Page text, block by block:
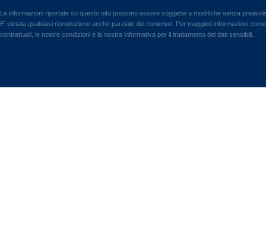
Le informazioni riportate su questo sito possono essere soggette a modifiche senza
E' vietata qualsiasi riproduzione anche parziale dei contenuti. Per maggiori informazioni
contrattuali, le nostre condizioni e la nostra informativa per il trattamento dei dati sensibili.